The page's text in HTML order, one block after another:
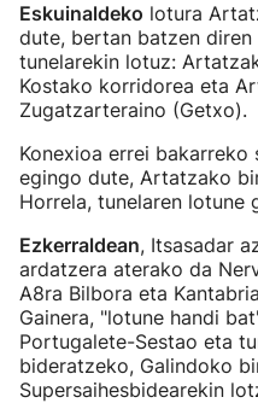
Eskuinaldeko lotura
dute, bertan batzen
tunelarekin lotuz:
Kostako korridorea eta
Zugatzarteraino (Getxo).
Konexioa errei
egingo dute, Artatzako
Horrela, tunelaren lotune
Ezkerraldean, Itsasadar
ardatzera aterako da
A8ra Bilbora eta
Gainera, "lotune handi
Portugalete-Sestao eta
bideratzeko, Galindoko
Supersaihesbidearekin